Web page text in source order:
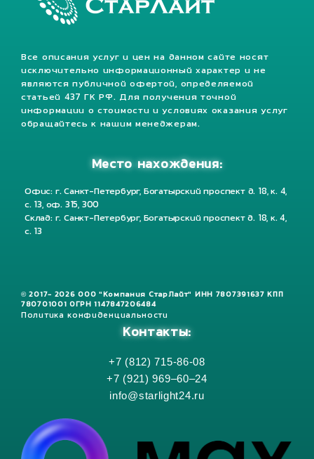
Все описания услуг и цен на данном сайте носят
исключительно информационный характер и не
являются публичной офертой, определяемой
статьей 437 ГК РФ. Для получения точной
информации о стоимости и условиях оказания услуг
обращайтесь к нашим менеджерам.
Место нахождения:
Офис: г. Санкт-Петербург, Богатырский проспект д. 18, к. 4,
с. 13, оф. 315, 300
Склад: г. Санкт-Петербург, Богатырский проспект д. 18, к. 4,
с. 13
© 2017- 2026 ООО "Компания СтарЛайт" ИНН 7807391637 КПП
780701001 ОГРН 1147847206484
Политика конфиденциальности
Контакты:
+7 (812) 715-86-08
+7 (921) 969–60–24
info@starlight24.ru